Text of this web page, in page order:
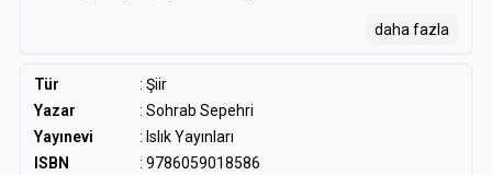
Kavuşturun beni suların tuzlu çocukluğuna
Ve ayakkabılarımı üzüm bedeninin gelişimine dek
Doldurun tevazûnun güzellik kımıltısıyla
daha fazla
Tür : Şiir
Yazar
: Sohrab Sepehri
Yayınevi
: Islık Yayınları
ISBN
: 9786059018586